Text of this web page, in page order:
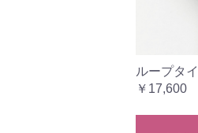
ループタ
￥17,600